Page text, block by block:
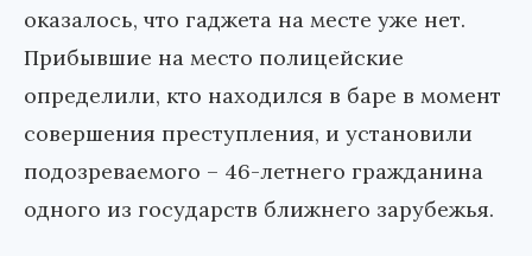
оказалось, что гаджета на месте уже нет.
Прибывшие на место полицейские
определили, кто находился в баре в момент
совершения преступления, и установили
подозреваемого – 46-летнего гражданина
одного из государств ближнего зарубежья.